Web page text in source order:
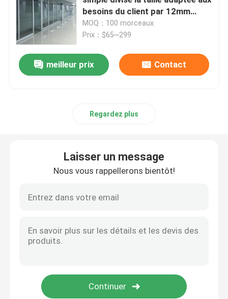
Bureaux exécutifs
Bureau réglable de taille de bureau
Classeurs en bois de bureau
Bureau d'accueil
besoins du client par 12mm
d'épaisseur de murs
MOQ：100 morceaux
Prix：$65~299
meilleur prix Contact
Regardez plus
Laisser un message
Nous vous rappellerons bientôt!